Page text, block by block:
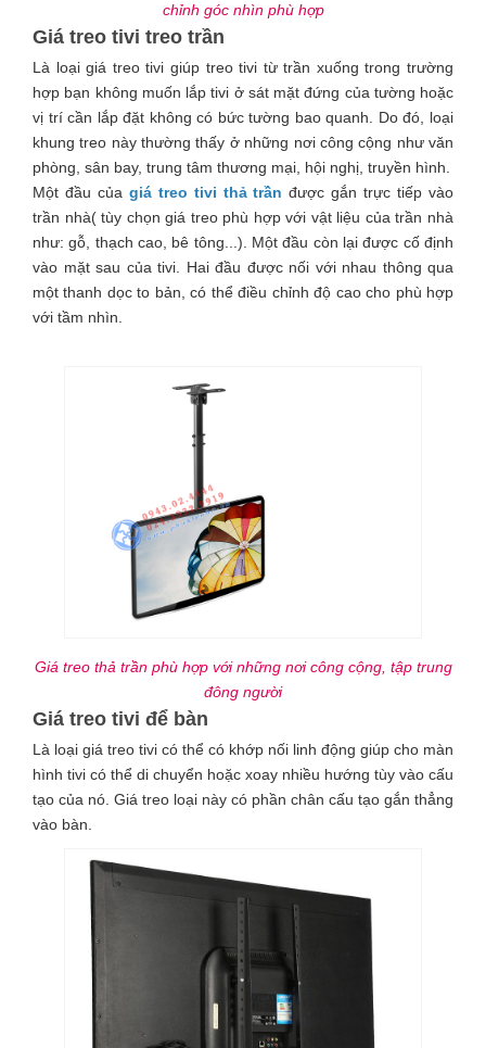
chỉnh góc nhìn phù hợp
Giá treo tivi treo trần
Là loại giá treo tivi giúp treo tivi từ trần xuống trong trường
hợp bạn không muốn lắp tivi ở sát mặt đứng của tường hoặc
vị trí cần lắp đặt không có bức tường bao quanh. Do đó, loại
khung treo này thường thấy ở những nơi công cộng như văn
phòng, sân bay, trung tâm thương mại, hội nghị, truyền hình.
Một đầu của giá treo tivi thả trần được gắn trực tiếp vào
trần nhà( tùy chọn giá treo phù hợp với vật liệu của trần nhà
như: gỗ, thạch cao, bê tông...). Một đầu còn lại được cố định
vào mặt sau của tivi. Hai đầu được nối với nhau thông qua
một thanh dọc to bản, có thể điều chỉnh độ cao cho phù hợp
với tầm nhìn.
Giá treo thả trần phù hợp với những nơi công cộng, tập trung
đông người
Giá treo tivi để bàn
Là loại giá treo tivi có thể có khớp nối linh động giúp cho màn
hình tivi có thể di chuyển hoặc xoay nhiều hướng tùy vào cấu
tạo của nó. Giá treo loại này có phần chân cấu tạo gắn thẳng
vào bàn.